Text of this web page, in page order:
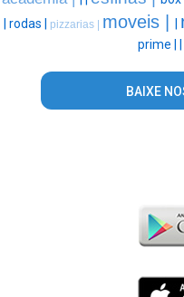
rodas | pizzarias | moveis |
prime |
BAIXE